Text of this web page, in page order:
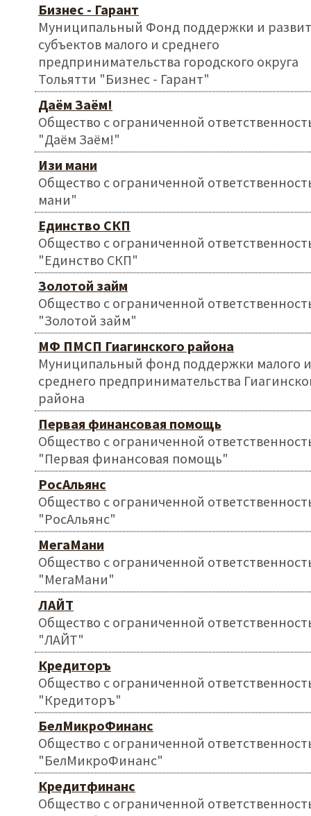
Бизнес - Гарант
Муниципальный Фонд поддержки и
субъектов малого и среднего
предпринимательства городского округа
Тольятти "Бизнес - Гарант"
Даём Заём!
Общество с ограниченной
"Даём Заём!"
Изи мани
Общество с ограниченной
мани"
Единство СКП
Общество с ограниченной
"Единство СКП"
Золотой займ
Общество с ограниченной
"Золотой займ"
МФ ПМСП Гиагинского района
Муниципальный фонд поддержки малого и
среднего предпринимательства
района
Первая финансовая помощь
Общество с ограниченной
"Первая финансовая помощь"
РосАльянс
Общество с ограниченной
"РосАльянс"
МегаМани
Общество с ограниченной
"МегаМани"
ЛАЙТ
Общество с ограниченной
"ЛАЙТ"
Кредиторъ
Общество с ограниченной
"Кредиторъ"
БелМикроФинанс
Общество с ограниченной
"БелМикроФинанс"
Кредитфинанс
Общество с ограниченной